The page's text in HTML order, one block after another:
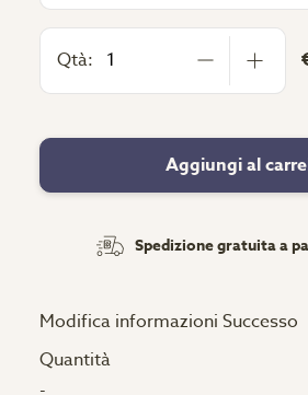
Qtà:
Aggiungi al
Spedizione gratuita a
Modifica informazioni Successo
Quantità